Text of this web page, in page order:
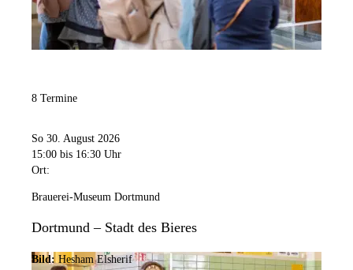
8 Termine
So 30. August 2026
15:00 bis 16:30 Uhr
Ort:
Brauerei-Museum Dortmund
Dortmund – Stadt des Bieres
Bild: Hesham Elsherif